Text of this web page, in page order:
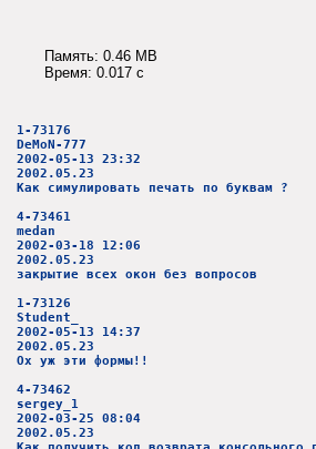
Память: 0.46 MB
Время: 0.017 c
1-73176
DeMoN-777
2002-05-13 23:32
2002.05.23
Как симулировать печать по буквам ?
4-73461
medan
2002-03-18 12:06
2002.05.23
закрытие всех окон без вопросов
1-73126
Student_
2002-05-13 14:37
2002.05.23
Ох уж эти формы!!
4-73462
sergey_1
2002-03-25 08:04
2002.05.23